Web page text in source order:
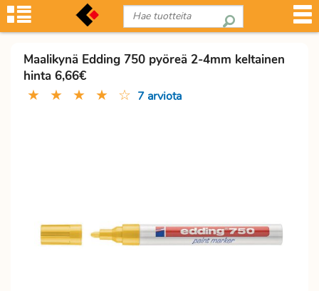
Maalikynä Edding 750 pyöreä 2-4mm keltainen
hinta 6,66€
★ ★ ★ ★ ☆ 7 arviota